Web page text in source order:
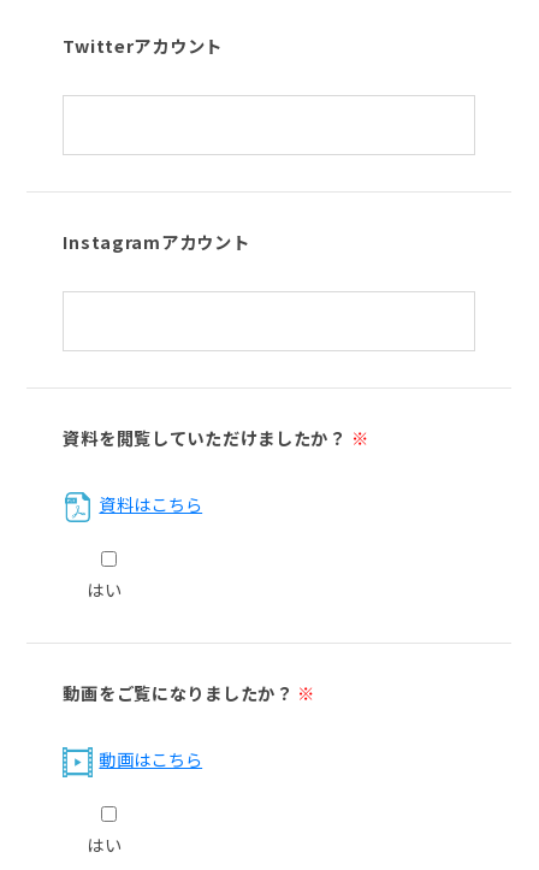
Twitterアカウント
Instagramアカウント
資料を閲覧していただけましたか？ ※
資料はこちら
はい
動画をご覧になりましたか？ ※
動画はこちら
はい